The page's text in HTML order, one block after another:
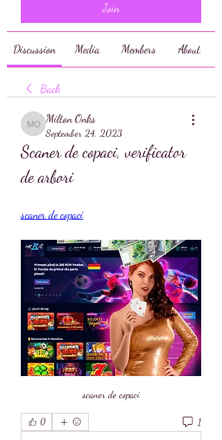
Join
Discussion Media Members About
Back
Milton Onks
Milton Onks
September 24, 2023
Scaner de copaci, verificator
de arbori
scaner de copaci
scaner de copaci
0 1